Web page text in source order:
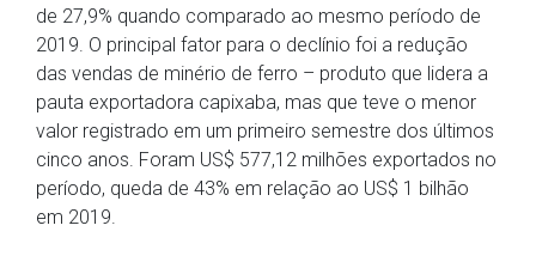
de 27,9% quando comparado ao mesmo período de
2019. O principal fator para o declínio foi a redução
das vendas de minério de ferro – produto que lidera a
pauta exportadora capixaba, mas que teve o menor
valor registrado em um primeiro semestre dos últimos
cinco anos. Foram US$ 577,12 milhões exportados no
período, queda de 43% em relação ao US$ 1 bilhão
em 2019.